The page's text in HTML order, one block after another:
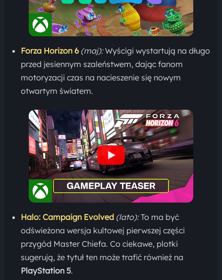
Forza Horizon 6 (maj):Wyścigi wystartują na długo
przed jesiennym szaleństwem, dając fanom
motoryzacji czas na nacieszenie się nowym
otwartym światem.
Halo: Campaign Evolved (lato):To ma być
odświeżona wersja kultowej pierwszej części
przygód Master Chiefa. Co ciekawe, plotki
sugerują, że tytuł ten może trafić również na
PlayStation 5.